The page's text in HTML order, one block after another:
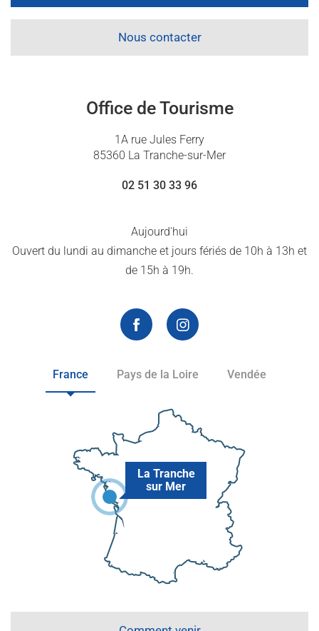
Nous contacter
Office de Tourisme
1A rue Jules Ferry
85360 La Tranche-sur-Mer
02 51 30 33 96
Aujourd'hui
Ouvert du lundi au dimanche et jours fériés de 10h à 13h et
de 15h à 19h.
France Pays de la Loire Vendée
La Tranche
sur Mer